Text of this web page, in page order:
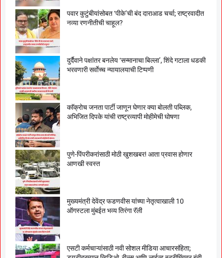
पवार कुटुंबीयांसोबत ‘पीके’ची बंद दाराआड चर्चा; राष्ट्रवादीत
नव्या रणनीतीची चाहूल?
दुर्दैवाने पक्षांतर बनलेय ‘सन्मानाचा बिल्ला’, शिंदे गटाला धडकी
भरवणारी सर्वाेच्च न्यायालयाची टिप्पणी
काॅक्राेच जनता पार्टी जाणून घेणार क्या बाेलती पब्लिक,
अभिजित दिपके यांची राष्ट्रव्यापी माेहीमेची घाेषणा
पुणे-पिंपरीकरांसाठी मोठी खुशखबर! आता प्रवास होणार
आणखी स्वस्त
मुख्यमंत्री देवेंद्र फडणवीस यांच्या नेतृत्वाखाली 10
ऑगस्टला मुंबईत भव्य तिरंगा रॅली
एसटी कर्मचाऱ्यांसाठी नवी सोशल मीडिया आचारसंहिता;